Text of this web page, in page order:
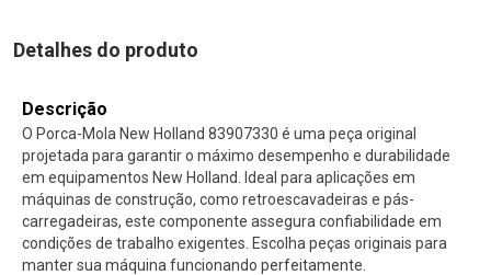
Detalhes do produto
Descrição
O Porca-Mola New Holland 83907330 é uma peça original
projetada para garantir o máximo desempenho e durabilidade
em equipamentos New Holland. Ideal para aplicações em
máquinas de construção, como retroescavadeiras e pás-
carregadeiras, este componente assegura confiabilidade em
condições de trabalho exigentes. Escolha peças originais para
manter sua máquina funcionando perfeitamente.